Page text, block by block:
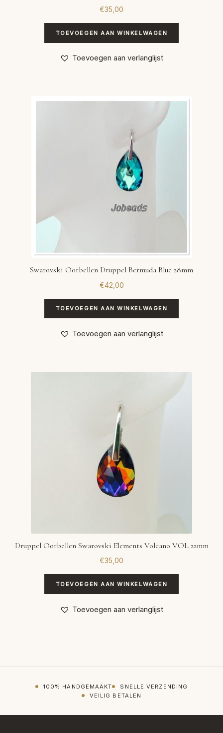
€35,00
TOEVOEGEN AAN WINKELWAGEN
Toevoegen aan verlanglijst
Swarovski Oorbellen Druppel Bermuda Blue 28mm
€42,00
TOEVOEGEN AAN WINKELWAGEN
Toevoegen aan verlanglijst
Druppel Oorbellen Swarovski Elements Volcano VOL 22mm
€35,00
TOEVOEGEN AAN WINKELWAGEN
Toevoegen aan verlanglijst
100% HANDGEMAAKT
SNELLE VERZENDING
VEILIG BETALEN